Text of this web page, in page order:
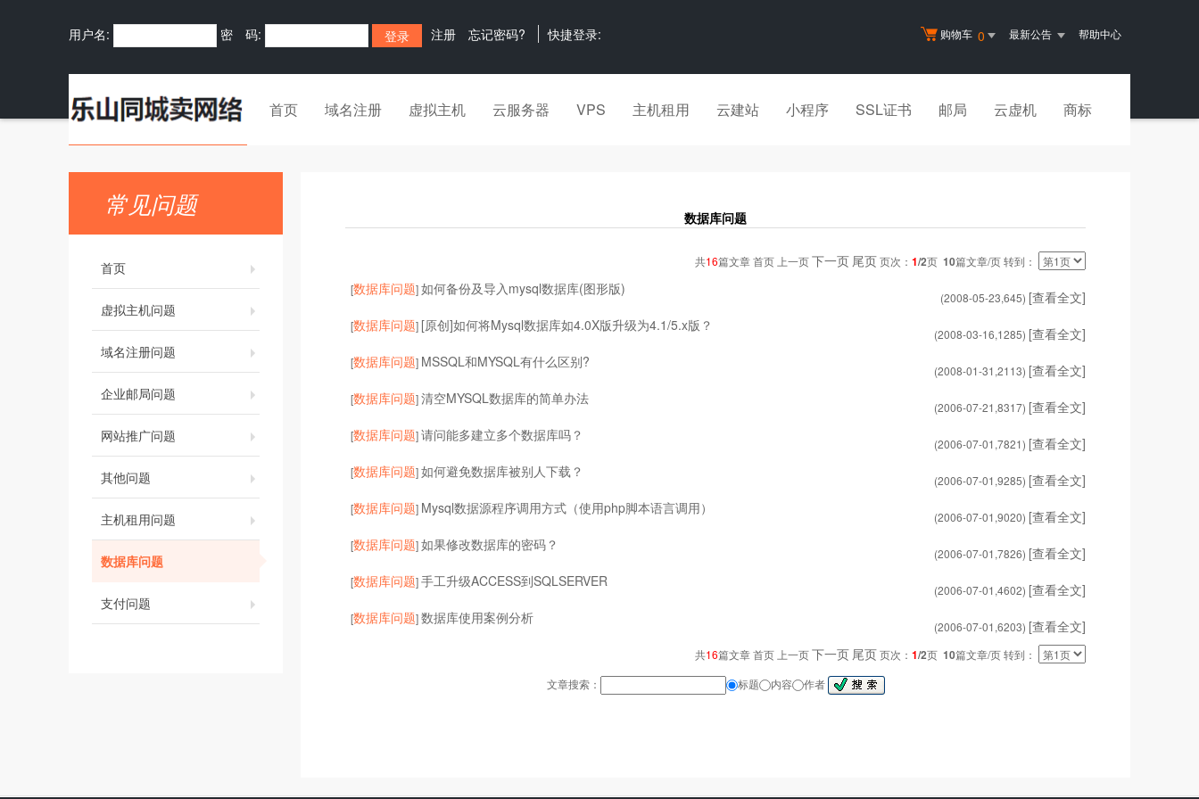
购物车 0 最新公告 帮助中心
用户名: 密 码: 注册 忘记密码? 快捷登录:
首页 域名注册 虚拟主机 云服务器 VPS 主机租用 云建站 小程序 SSL证书 邮局 云虚机 商标
常见问题
首页
虚拟主机问题
域名注册问题
企业邮局问题
网站推广问题
其他问题
主机租用问题
数据库问题
支付问题
数据库问题
共16篇文章 首页 上一页下一页 尾页页次： 1/2页 10篇文章/页 转到：
[数据库问题]如何备份及导入mysql数据库(图形版)
(2008-05-23,645) [查看全文]
[数据库问题] [原创]如何将Mysql数据库如4.0X版升级为4.1/5.x版？
(2008-03-16,1285) [查看全文]
[数据库问题] MSSQL和MYSQL有什么区别?
(2008-01-31,2113) [查看全文]
[数据库问题]清空MYSQL数据库的简单办法
(2006-07-21,8317) [查看全文]
[数据库问题]请问能多建立多个数据库吗？
(2006-07-01,7821) [查看全文]
[数据库问题]如何避免数据库被别人下载？
(2006-07-01,9285) [查看全文]
[数据库问题] Mysql数据源程序调用方式（使用php脚本语言调用）
(2006-07-01,9020) [查看全文]
[数据库问题]如果修改数据库的密码？
(2006-07-01,7826) [查看全文]
[数据库问题]手工升级ACCESS到SQLSERVER
(2006-07-01,4602) [查看全文]
[数据库问题]数据库使用案例分析
(2006-07-01,6203) [查看全文]
共16篇文章 首页 上一页下一页 尾页页次： 1/2页 10篇文章/页 转到：
文章搜索：
标题 内容 作者